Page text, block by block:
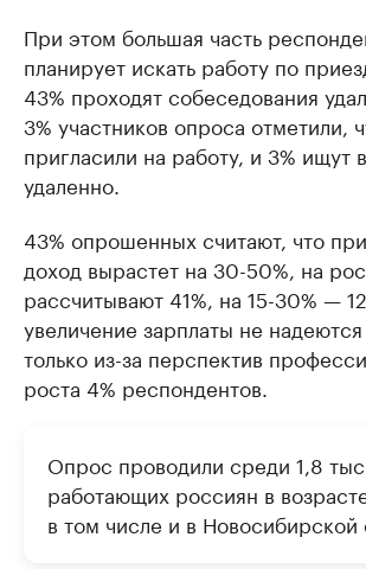
При этом большая часть
планирует искать работу по
43% проходят собеседования
3% участников опроса отметили,
пригласили на работу, и 3% ищут
удаленно.
43% опрошенных считают, что
доход вырастет на 30-50%, на
рассчитывают 41%, на 15-30% —
увеличение зарплаты не
только из-за перспектив
роста 4% респондентов.
Опрос проводили среди 1,8
работающих россиян в
в том числе и в Новосибирской